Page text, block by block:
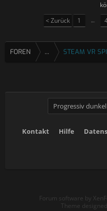
< Zurück
1 ←
FOREN ... STEAM VR
Progressiv dunkel
Kontakt Hilfe
Forum software by
Theme